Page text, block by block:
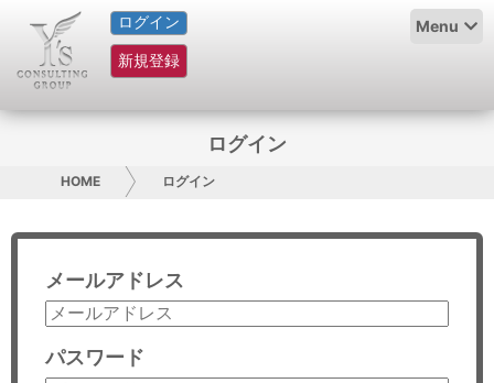
ログイン
新規登録
Menu
HOME
サービス紹介
グループ概要
採用情報
お問い合わせ
ログイン
HOME ログイン
メールアドレス
パスワード